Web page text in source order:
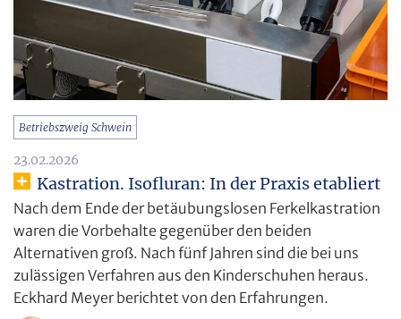
Betriebszweig Schwein
23.02.2026
Kastration. Isofluran: In der Praxis etabliert
Nach dem Ende der betäubungslosen Ferkelkastration
waren die Vorbehalte gegenüber den beiden
Alternativen groß. Nach fünf Jahren sind die bei uns
zulässigen Verfahren aus den Kinderschuhen heraus.
Eckhard Meyer berichtet von den Erfahrungen.